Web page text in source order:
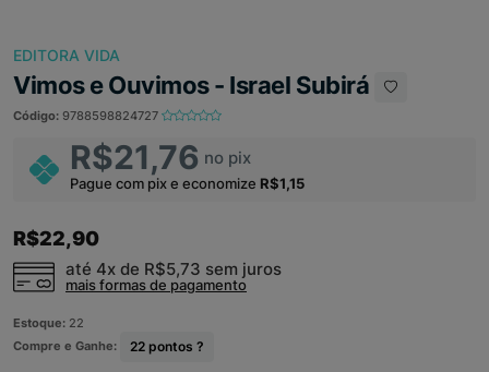
EDITORA VIDA
Vimos e Ouvimos - Israel Subirá
Código: 9788598824727
R$21,76 no pix
Pague com pix e economize R$1,15
R$22,90
até 4x de R$5,73 sem juros
mais formas de pagamento
Estoque: 22
Compre e Ganhe:
22 pontos ?